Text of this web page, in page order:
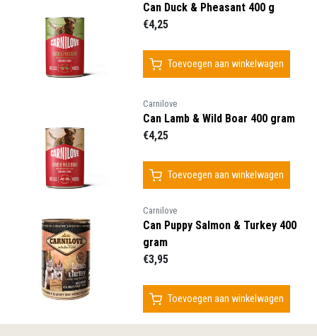
Can Duck & Pheasant 400 g
€4,25
Toevoegen aan winkelwagen
Carnilove
Can Lamb & Wild Boar 400 gram
€4,25
Toevoegen aan winkelwagen
Carnilove
Can Puppy Salmon & Turkey 400
gram
€3,95
Toevoegen aan winkelwagen